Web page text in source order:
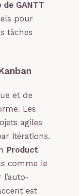
de GANTT
pour
tâches
et de
Les
agiles
itérations.
Product
comme le
est